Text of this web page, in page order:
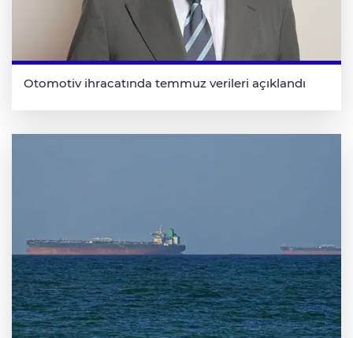
Otomotiv ihracatında temmuz verileri açıklandı